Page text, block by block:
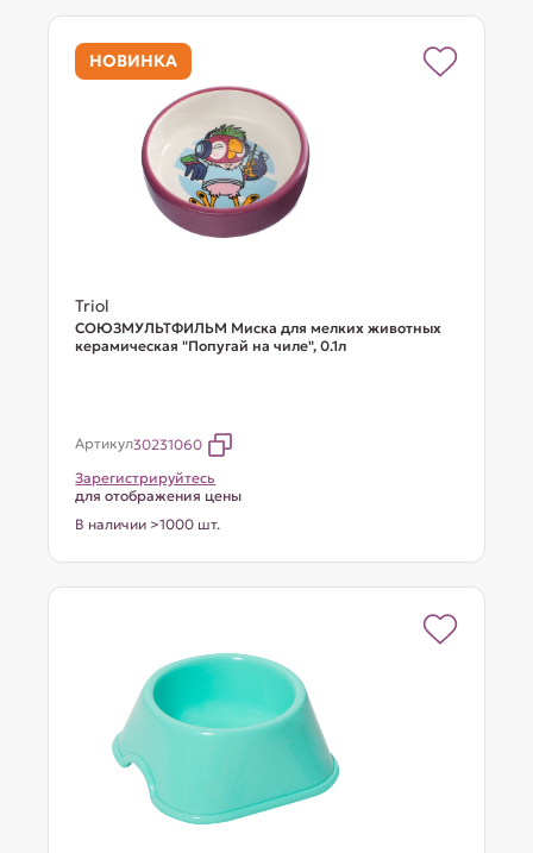
НОВИНКА
Triol
СОЮЗМУЛЬТФИЛЬМ Миска для мелких животных
керамическая "Попугай на чиле", 0.1л
Артикул30231060
Зарегистрируйтесь
для отображения цены
В наличии >1000 шт.